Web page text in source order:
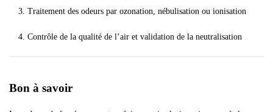
Traitement des odeurs par ozonation, nébulisation ou ionisation
Contrôle de la qualité de l’air et validation de la neutralisation
Bon à savoir